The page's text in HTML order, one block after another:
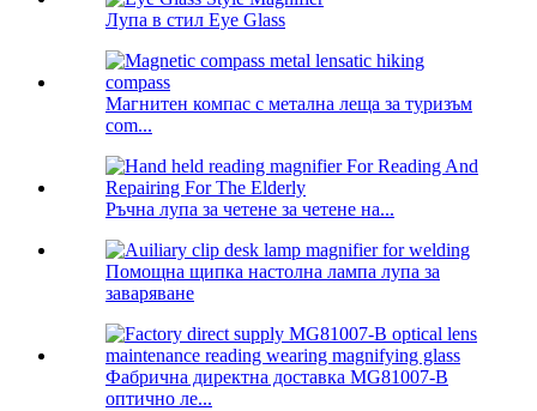
Лупа в стил Eye Glass
Магнитен компас с метална леща за туризъм
com...
Ръчна лупа за четене за четене на...
Помощна щипка настолна лампа лупа за
заваряване
Фабрична директна доставка MG81007-B
оптично ле...